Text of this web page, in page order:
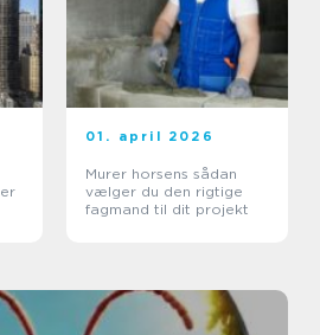
01. april 2026
Murer horsens sådan
vælger du den rigtige
fagmand til dit projekt